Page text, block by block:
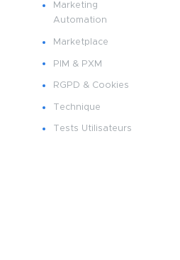
Marketing
Automation
Marketplace
PIM & PXM
RGPD & Cookies
Technique
Tests Utilisateurs